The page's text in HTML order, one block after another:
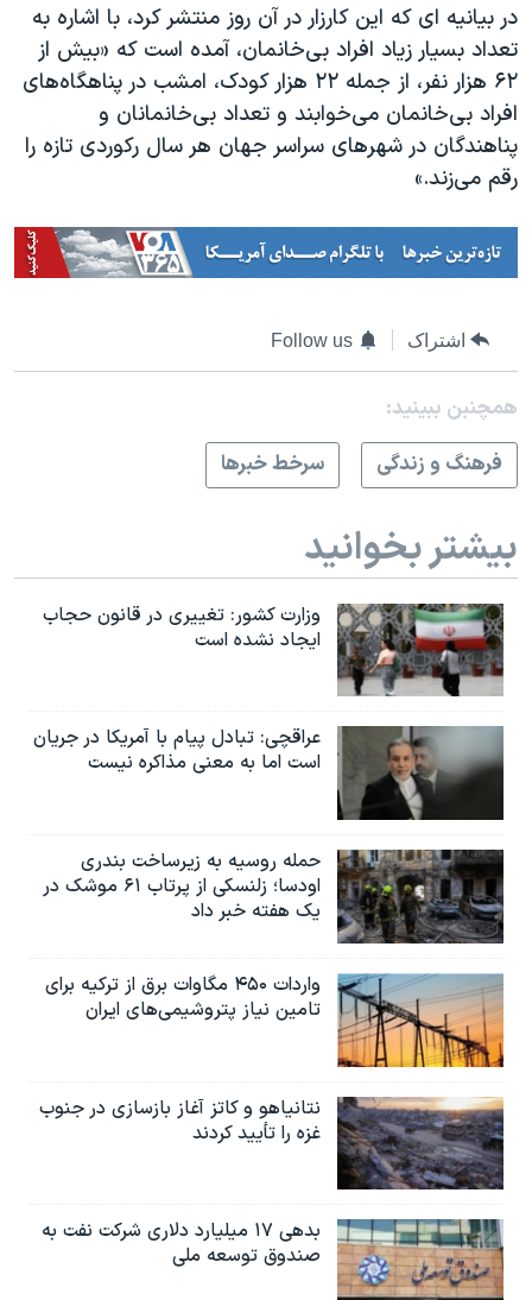
در بیانیه ای که این کارزار در آن روز منتشر کرد، با اشاره به
تعداد بسیار زیاد افراد بی‌خانمان، آمده است که «بیش از
۶۲ هزار نفر، از جمله ۲۲ هزار کودک، امشب در پناهگاه‌های
افراد بی‌خانمان می‌خوابند و تعداد بی‌خانمانان و
پناهندگان در شهرهای سراسر جهان هر سال رکوردی تازه را
رقم می‌زند.»
اشتراک Follow us
همچنبن ببینید:
فرهنگ و زندگی
سرخط خبرها
بیشتر بخوانید
وزارت کشور: تغییری در قانون حجاب
ایجاد نشده است
عراقچی: تبادل پیام با آمریکا در جریان
است اما به معنی مذاکره نیست
حمله روسیه به زیرساخت بندری
اودسا؛ زلنسکی از پرتاب ۶۱ موشک در
یک هفته خبر داد
واردات ۴۵۰ مگاوات برق از ترکیه برای
تامین نیاز پتروشیمی‌های ایران
نتانیاهو و کاتز آغاز بازسازی در جنوب
غزه را تأیید کردند
بدهی ۱۷ میلیارد دلاری شرکت نفت به
صندوق توسعه ملی